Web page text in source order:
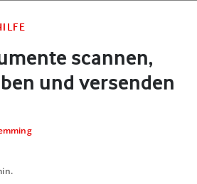
scannen,
und versenden